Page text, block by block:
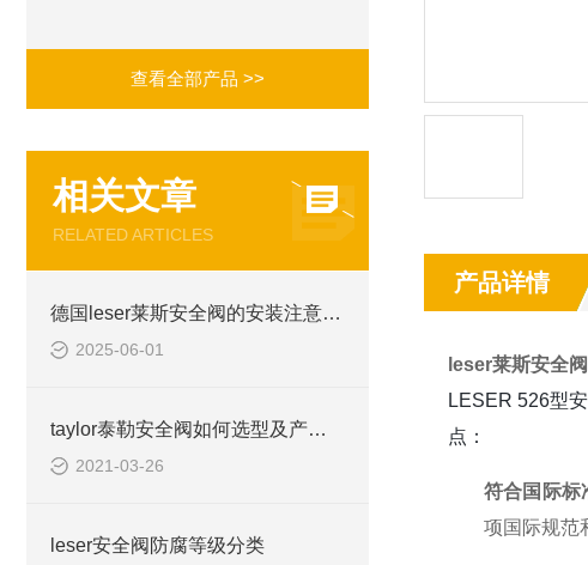
查看全部产品 >>
相关文章
RELATED ARTICLES
德国leser莱斯安全阀的安装注意事项
2025-06-01
taylor泰勒安全阀如何选型及产品优势
2021-03-26
leser安全阀防腐等级分类
产品详情
leser莱斯安全
LESER 526型
点：
符合国际标
项国际规范